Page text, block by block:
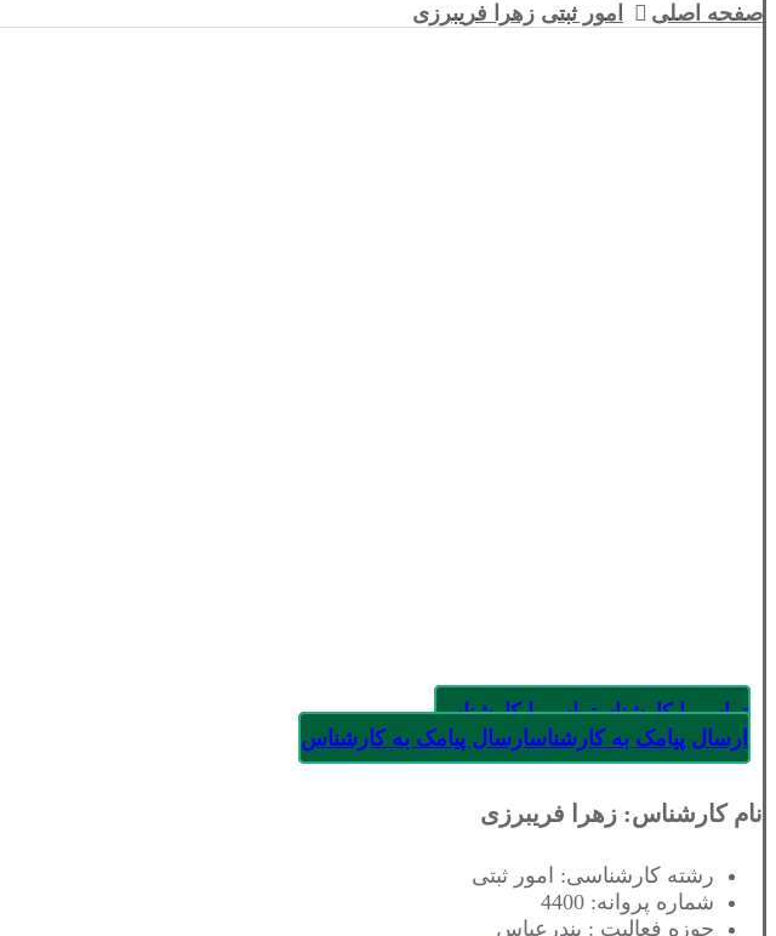
صفحه اصلی امور ثبتی زهرا فریبرزی
تماس با کارشناستماس با کارشناس
ارسال پیامک به کارشناسارسال پیامک به کارشناس
نام کارشناس: زهرا فریبرزی
رشته کارشناسی: امور ثبتی
شماره پروانه: 4400
حوزه فعالیت : بندرعباس